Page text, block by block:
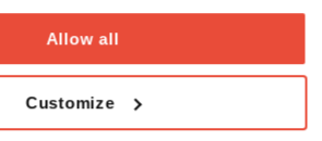
Allow all
Customize